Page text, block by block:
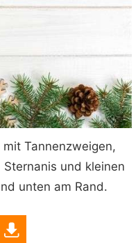
Tannenzweigen,
und kleinen
unten am Rand.